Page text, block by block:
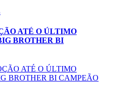
ATÉ O ÚLTIMO
BROTHER BI